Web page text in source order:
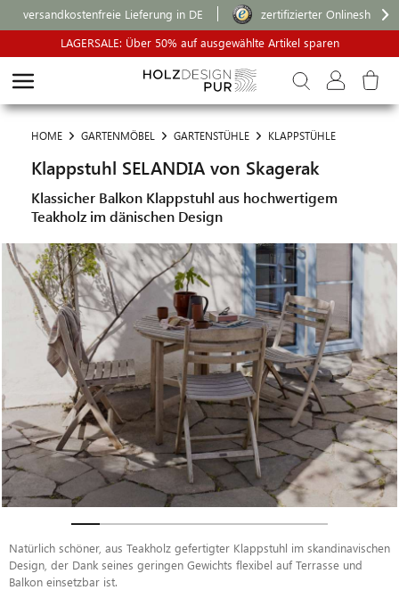
versandkostenfreie Lieferung in DE
zertifizierter Onlineshop
LAGERSALE: Über 50% auf ausgewählte Artikel sparen
HOME GARTENMÖBEL GARTENSTÜHLE KLAPPSTÜHLE
Klappstuhl SELANDIA von Skagerak
Klassicher Balkon Klappstuhl aus hochwertigem
Teakholz im dänischen Design
Natürlich schöner, aus Teakholz gefertigter Klappstuhl im skandinavischen
Design, der Dank seines geringen Gewichts flexibel auf Terrasse und
Balkon einsetzbar ist.